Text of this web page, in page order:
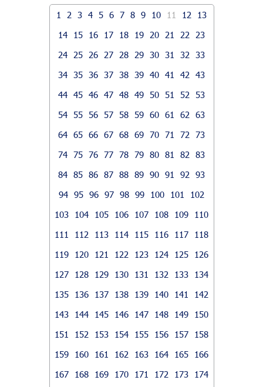
1 2 3 4 5 6 7 8 9 10 11 12
13
14
15 16 17 18 19 20 21 22
23
24
25 26 27 28 29 30 31 32
33
34 35 36 37 38 39 40 41 42
43
44 45 46 47 48 49 50 51 52
53
54 55 56 57 58 59 60 61 62
63
64 65 66 67 68 69 70 71 72
73
74 75 76 77 78 79 80 81 82
83
84 85 86 87 88 89 90 91 92
93
94 95 96 97 98 99 100 101
102
103
104 105 106 107 108 109
110
111
112 113 114 115 116 117
118
119
120 121 122 123 124 125
126
127
128 129 130 131 132 133
134
135
136 137 138 139 140 141
142
143
144 145 146 147 148 149
150
151
152 153 154 155 156 157
158
159
160 161 162 163 164 165
166
167
168 169 170 171 172 173
174